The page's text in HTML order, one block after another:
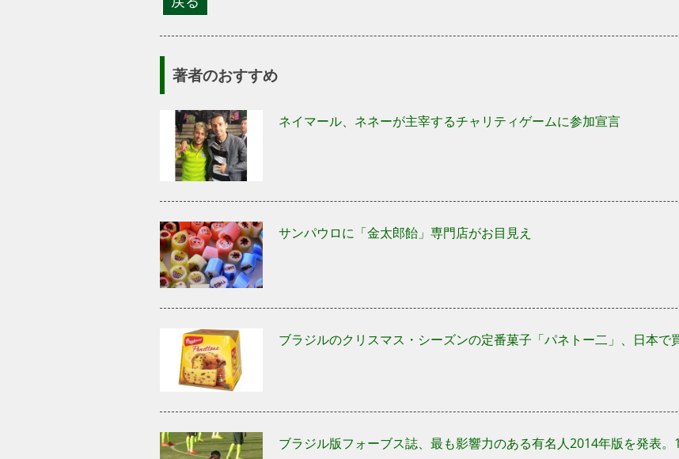
著者のおすすめ
ネイマール、ネネーが主宰するチャリティゲームに参加宣言
サンパウロに「金太郎飴」専門店がお目見え
ブラジルのクリスマス・シーズンの定番菓子「パネトー二」、日本で
ブラジル版フォーブス誌、最も影響力のある有名人2014年版を発表